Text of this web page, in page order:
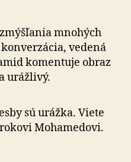
mnohých
vedená
komentuje obraz
uráž­li­vý.
sú urážka. Viete
Moha­me­dovi.